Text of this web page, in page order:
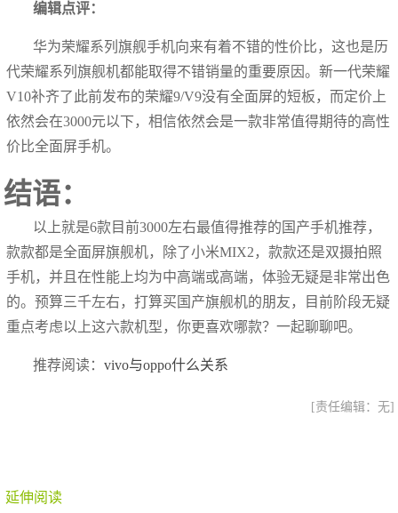
编辑点评：
华为荣耀系列旗舰手机向来有着不错的性价比，这也是历
代荣耀系列旗舰机都能取得不错销量的重要原因。新一代荣耀
V10补齐了此前发布的荣耀9/V9没有全面屏的短板，而定价上
依然会在3000元以下，相信依然会是一款非常值得期待的高性
价比全面屏手机。
结语：
以上就是6款目前3000左右最值得推荐的国产手机推荐，
款款都是全面屏旗舰机，除了小米MIX2，款款还是双摄拍照
手机，并且在性能上均为中高端或高端，体验无疑是非常出色
的。预算三千左右，打算买国产旗舰机的朋友，目前阶段无疑
重点考虑以上这六款机型，你更喜欢哪款？一起聊聊吧。
推荐阅读：vivo与oppo什么关系
[责任编辑：无]
延伸阅读